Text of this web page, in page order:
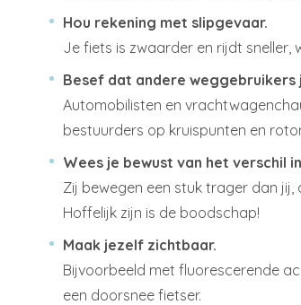
Hou rekening met slipgevaar.
Je fiets is zwaarder en rijdt
Besef dat andere
Automobilisten en
bestuurders op kruispunten en
Wees je bewust van het verschil
Zij bewegen een stuk trager dan
Hoffelijk zijn is de boodschap!
Maak jezelf zichtbaar.
Bijvoorbeeld met fluorescerende
een doorsnee fietser.